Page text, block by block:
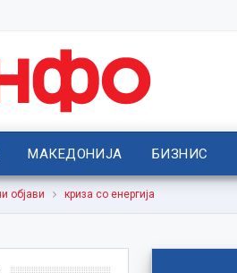
МАКЕДОНИЈА БИЗНИС
објави криза со енергија